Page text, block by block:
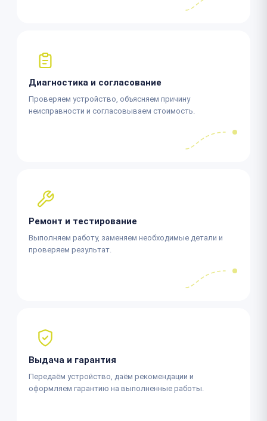
Диагностика и согласование
Проверяем устройство, объясняем причину
неисправности и согласовываем стоимость.
Ремонт и тестирование
Выполняем работу, заменяем необходимые детали и
проверяем результат.
Выдача и гарантия
Передаём устройство, даём рекомендации и
оформляем гарантию на выполненные работы.